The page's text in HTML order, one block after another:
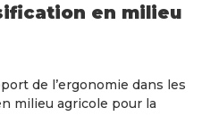
en milieu
de l’ergonomie dans les
milieu agricole pour la